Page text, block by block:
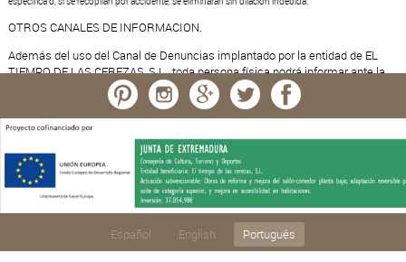
Español English Português
OTROS CANALES DE INFORMACION.
Además del uso del Canal de Denuncias implantado por la entidad de EL
TIEMPO DE LAS CEREZAS, S.L., toda persona física podrá informar ante la
Autoridad Independiente de Protección del Informante (A.A.I.), o ante las
autoridades u órganos autonómicos correspondientes, de la comisión de
cualesquiera acciones u omisiones incluidas en el ámbito de aplicación de
esta ley, ya sea directamente o previa comunicación a través del
correspondiente canal interno.